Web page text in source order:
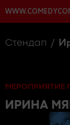
Стендап
ИРИНА